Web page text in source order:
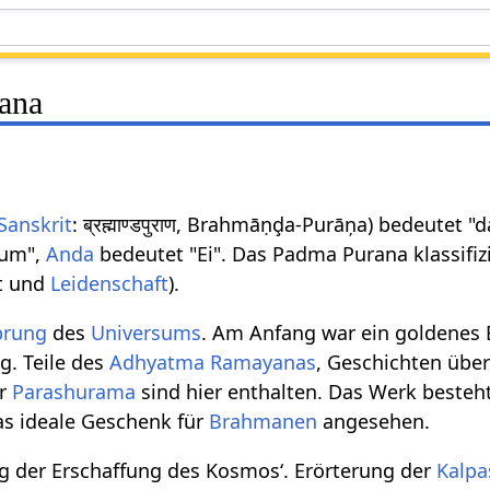
: ब्रह्माण्डपुराण, Brahmāṇḑa-Purāņa) bedeutet
Anda bedeutet "Ei". Das Padma Purana
und Leidenschaft).
des Universums. Am Anfang war ein goldenes
Teile desAdhyatma Ramayanas, Geschichten
Parashurama sind hier enthalten. Das Werk
ideale Geschenk für Brahmanen angesehen.
Erschaffung des Kosmos‘. Erörterung der